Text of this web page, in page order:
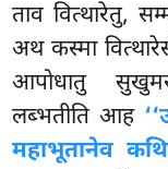
ताव वित्थारेतु,
अथ कस्मा
आपोधातु
लब्भतीति आह
महाभूतानेव